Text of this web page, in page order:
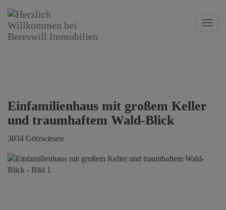
Einfamilienhaus mit großem Keller
und traumhaftem Wald-Blick
3034 Götzwiesen